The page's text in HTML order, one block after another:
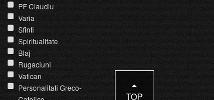
PF Claudiu
Varia
Sfinti
Spiritualitate
Blaj
Rugaciuni
Vatican
Personalitati Greco-
TOP